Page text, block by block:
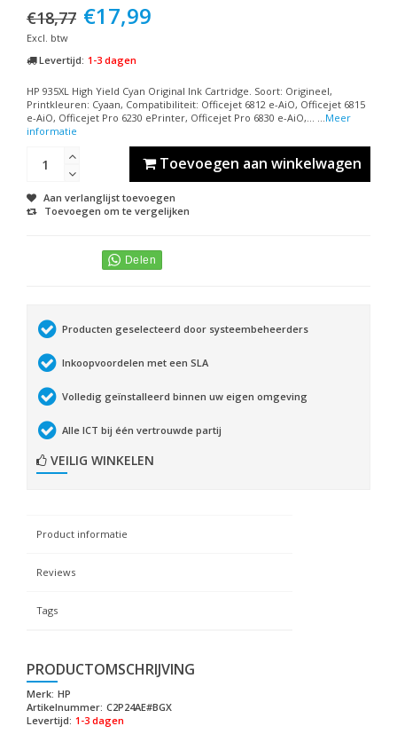
€18,77 €17,99
Excl. btw
Levertijd: 1-3 dagen
HP 935XL High Yield Cyan Original Ink Cartridge. Soort: Origineel,
Printkleuren: Cyaan, Compatibiliteit: Officejet 6812 e-AiO, Officejet 6815
e-AiO, Officejet Pro 6230 ePrinter, Officejet Pro 6830 e-AiO,... ...Meer
informatie
Toevoegen aan winkelwagen
Aan verlanglijst toevoegen
Toevoegen om te vergelijken
Producten geselecteerd door systeembeheerders
Inkoopvoordelen met een SLA
Volledig geïnstalleerd binnen uw eigen omgeving
Alle ICT bij één vertrouwde partij
VEILIG WINKELEN
Product informatie
Reviews
Tags
PRODUCTOMSCHRIJVING
Merk: HP
Artikelnummer: C2P24AE#BGX
Levertijd: 1-3 dagen